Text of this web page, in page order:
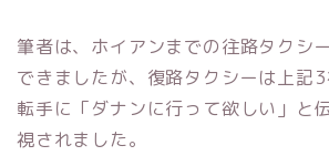
筆者は、ホイアンまでの往路タクシ
できましたが、復路タクシーは上記
転手に「ダナンに行って欲しい」と
視されました。